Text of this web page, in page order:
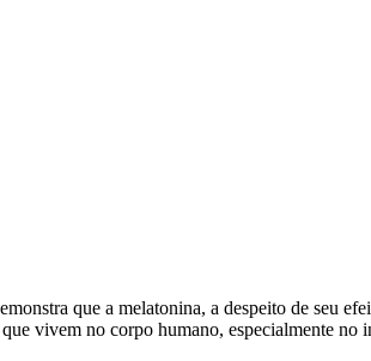
que a melatonina, a despeito de seu
vivem no corpo humano, especialmente